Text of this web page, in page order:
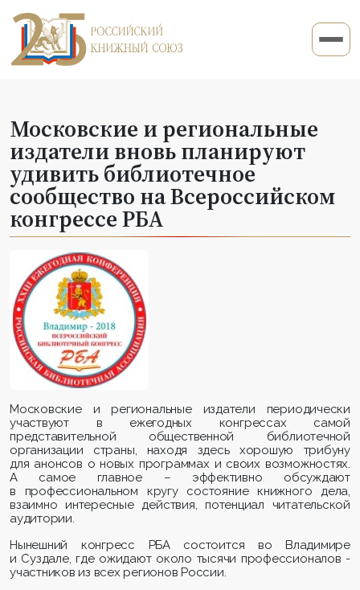
Московские и региональные
издатели вновь планируют
удивить библиотечное
сообщество на Всероссийском
конгрессе РБА
Московские и региональные издатели периодически
участвуют в ежегодных конгрессах самой
представительной общественной библиотечной
организации страны, находя здесь хорошую трибуну
для анонсов о новых программах и своих возможностях.
А самое главное – эффективно обсуждают
в профессиональном кругу состояние книжного дела,
взаимно интересные действия, потенциал читательской
аудитории.
Нынешний конгресс РБА состоится во Владимире
и Суздале, где ожидают около тысячи профессионалов -
участников из всех регионов России.